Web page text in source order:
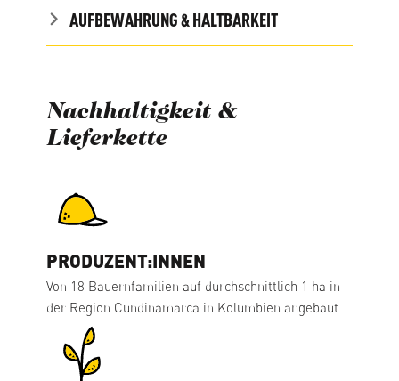
AUFBEWAHRUNG & HALTBARKEIT
Nachhaltigkeit &
Lieferkette
PRODUZENT:INNEN
Von 18 Bauernfamilien auf durchschnittlich 1 ha in
der Region Cundinamarca in Kolumbien angebaut.